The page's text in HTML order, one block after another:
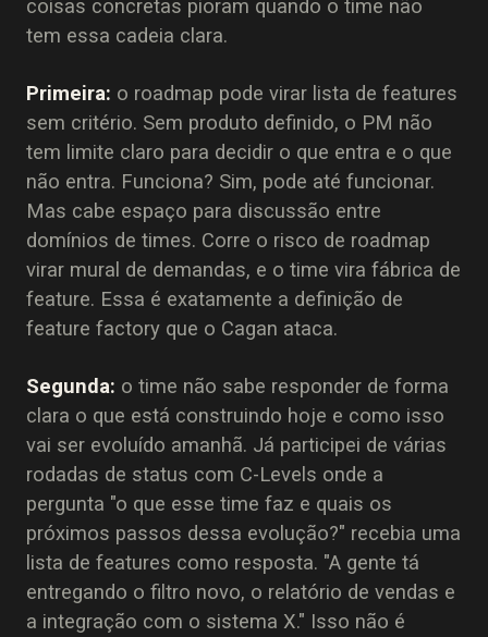
coisas concretas pioram quando o time não
tem essa cadeia clara.
Primeira: o roadmap pode virar lista de features
sem critério. Sem produto definido, o PM não
tem limite claro para decidir o que entra e o que
não entra. Funciona? Sim, pode até funcionar.
Mas cabe espaço para discussão entre
domínios de times. Corre o risco de roadmap
virar mural de demandas, e o time vira fábrica de
feature. Essa é exatamente a definição de
feature factory que o Cagan ataca.
Segunda: o time não sabe responder de forma
clara o que está construindo hoje e como isso
vai ser evoluído amanhã. Já participei de várias
rodadas de status com C-Levels onde a
pergunta "o que esse time faz e quais os
próximos passos dessa evolução?" recebia uma
lista de features como resposta. "A gente tá
entregando o filtro novo, o relatório de vendas e
a integração com o sistema X." Isso não é